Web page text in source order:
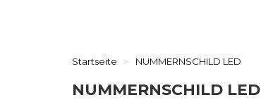
Startseite NUMMERNSCHILD LED
NUMMERNSCHILD LED